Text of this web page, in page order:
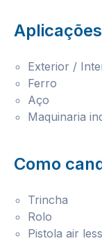
Aplicações
Exterior /
Ferro
Aço
Maquinaria
Como
Trincha
Rolo
Pistola air less